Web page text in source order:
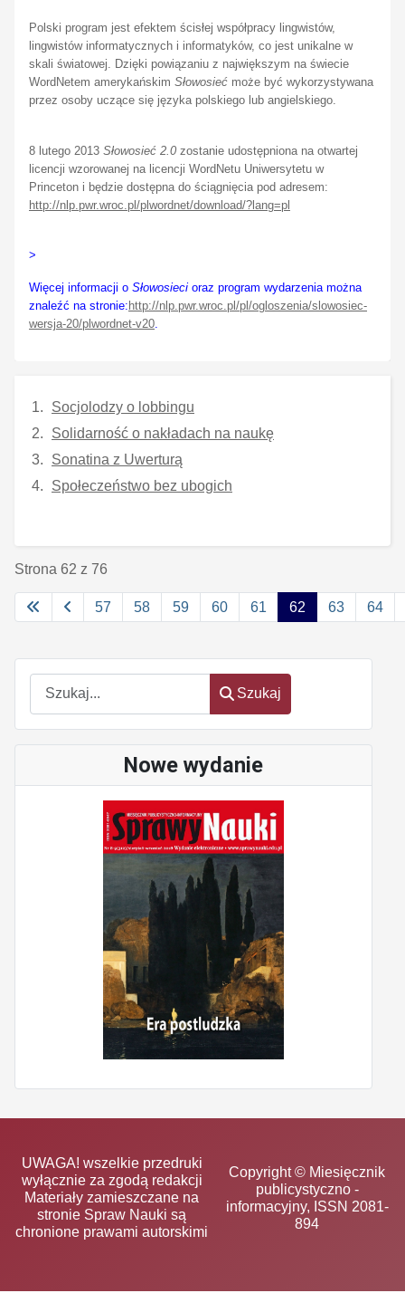
Szukaj
Szukaj
Nowe wydanie
Polski program jest efektem ścisłej współpracy lingwistów,
lingwistów informatycznych i informatyków, co jest unikalne w
skali światowej. Dzięki powiązaniu z największym na świecie
WordNetem amerykańskim Słowosieć może być wykorzystywana
przez osoby uczące się języka polskiego lub angielskiego.
8 lutego 2013 Słowosieć 2.0 zostanie udostępniona na otwartej
licencji wzorowanej na licencji WordNetu Uniwersytetu w
Princeton i będzie dostępna do ściągnięcia pod adresem:
http://nlp.pwr.wroc.pl/plwordnet/download/?lang=pl
>
Więcej informacji o Słowosieci oraz program wydarzenia można
znaleźć na stronie:http://nlp.pwr.wroc.pl/pl/ogloszenia/slowosiec-
wersja-20/plwordnet-v20
Socjolodzy o lobbingu
Solidarność o nakładach na naukę
Sonatina z Uwerturą
Społeczeństwo bez ubogich
Strona 62 z 76
57 58 59 60 61 62 63 64
UWAGA! wszelkie przedruki
wyłącznie za zgodą redakcji
Materiały zamieszczane na
stronie Spraw Nauki są
chronione prawami autorskimi
Copyright © Miesięcznik
publicystyczno -
informacyjny, ISSN 2081-
894